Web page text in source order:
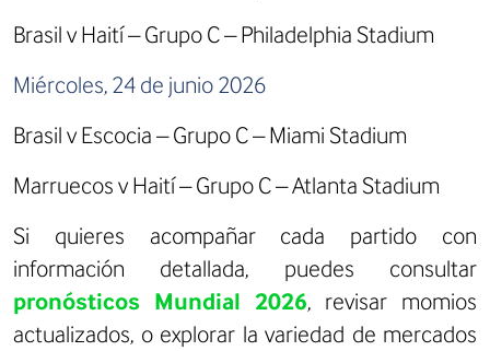
Brasil v Haití – Grupo C – Philadelphia Stadium
Miércoles, 24 de junio 2026
Brasil v Escocia – Grupo C – Miami Stadium
Marruecos v Haití – Grupo C – Atlanta Stadium
Si quieres acompañar cada partido con
información detallada, puedes consultar
pronósticos Mundial 2026, revisar momios
actualizados, o explorar la variedad de mercados